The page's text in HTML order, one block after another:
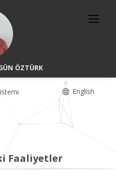
ÖZTÜRK
English
Faaliyetler